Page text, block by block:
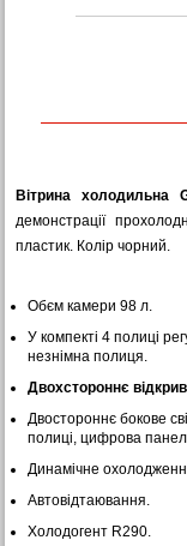
Вітрина холодильна
демонстрації
пластик. Колір чорний.
Обєм камери 98 л.
У компекті 4 полиці
незнімна полиця.
Двохстороннє
Двостороннє бокове
полиці, цифрова
Динамічне
Автовідтаювання.
Холодогент R290.